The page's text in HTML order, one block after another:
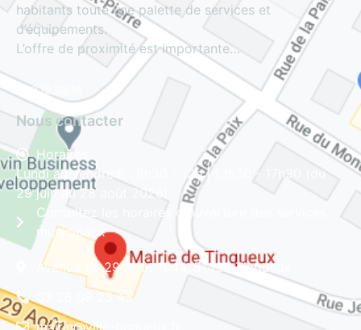
habitants toute une palette de services et
d’équipements.
L’offre de proximité est importante…
Lire la suite
Nous contacter
Horaires
Lundi au vendredi : 8h30 - 12h | 13h30 - 17h30 (du
29 juin au 28 août 2026)
Consultez les horaires d'ouverture des services
municipaux
Avenue du 29 Août 1944, 51430 Tinqueux
03 26 08 23 45
mairie@ville-tinqueux.fr